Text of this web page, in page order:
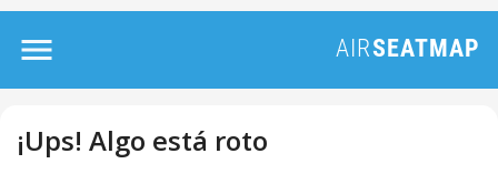
¡Ups! Algo está roto